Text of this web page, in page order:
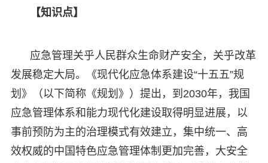
【知识点】
应急管理关乎人民群众生命财产安全，关乎改革
发展稳定大局。《现代化应急体系建设“十五五”规
划》（以下简称《规划》）提出，到2030年，我国
应急管理体系和能力现代化建设取得明显进展，以
事前预防为主的治理模式有效建立，集中统一、高
效权威的中国特色应急管理体制更加完善，大安全